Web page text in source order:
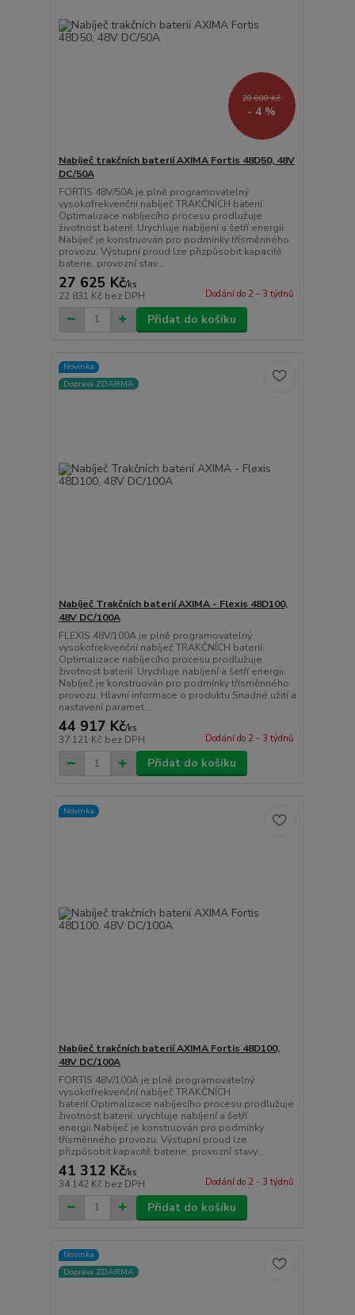
28 800 Kč
- 4 %
Nabíječ trakčních baterií AXIMA Fortis 48D50, 48V
DC/50A
FORTIS 48V/50A je plně programovatelný
vysokofrekvenční nabíječ TRAKČNÍCH baterií.
Optimalizace nabíjecího procesu prodlužuje
životnost baterií. Urychluje nabíjení a šetří energii.
Nabíječ je konstruován pro podmínky třísměnného
provozu. Výstupní proud lze přizpůsobit kapacitě
baterie, provozní stav...
27 625 Kč/ks
22 831 Kč bez DPH Dodání do 2 - 3 týdnů
Přidat do košíku
Novinka
Doprava ZDARMA
Nabíječ Trakčních baterií AXIMA - Flexis 48D100,
48V DC/100A
FLEXIS 48V/100A je plně programovatelný
vysokofrekvenční nabíječ TRAKČNÍCH baterií.
Optimalizace nabíjecího procesu prodlužuje
životnost baterií. Urychluje nabíjení a šetří energii.
Nabíječ je konstruován pro podmínky třísměnného
provozu. Hlavní informace o produktu Snadné užití a
nastavení paramet...
44 917 Kč/ks
37 121 Kč bez DPH Dodání do 2 - 3 týdnů
Přidat do košíku
Novinka
Nabíječ trakčních baterií AXIMA Fortis 48D100,
48V DC/100A
FORTIS 48V/100A je plně programovatelný
vysokofrekvenční nabíječ TRAKČNÍCH
baterií.Optimalizace nabíjecího procesu prodlužuje
životnost baterií. urychluje nabíjení a šetří
energii.Nabíječ je konstruován pro podmínky
třísměnného provozu. Výstupní proud lze
přizpůsobit kapacitě baterie, provozní stavy...
41 312 Kč/ks
34 142 Kč bez DPH Dodání do 2 - 3 týdnů
Přidat do košíku
Novinka
Doprava ZDARMA